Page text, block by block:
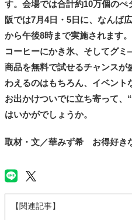
す。会場では合計約10万個の
阪では7月4日・5日に、なんば
から午後8時まで実施されます。
コーヒーにかき氷、そしてグ
商品を無料で試せるチャンスが
わえるのはもちろん、イベント
お出かけついでに立ち寄って、
はいかがでしょうか。
取材・文／華みず希 お得好き
【関連記事】